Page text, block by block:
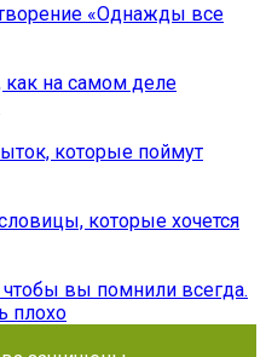
«Однажды все
на самом деле
которые поймут
которые хочется
вы помнили всегда.
плохо